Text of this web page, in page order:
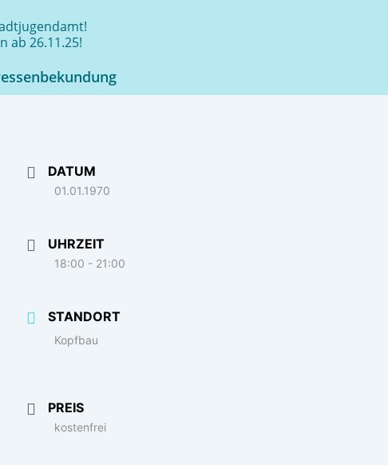
ab 26.11.25!
DATUM
01.01.1970
UHRZEIT
18:00 - 21:00
STANDORT
Kopfbau
PREIS
kostenfrei